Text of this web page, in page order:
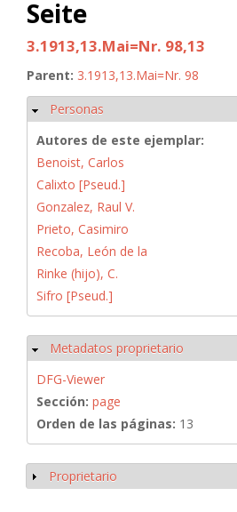
Seite
3.1913,13.Mai=Nr. 98,13
Parent: 3.1913,13.Mai=Nr. 98
Ocultar
Personas
Autores de este ejemplar:
Benoist, Carlos
Calixto [Pseud.]
Gonzalez, Raul V.
Prieto, Casimiro
Recoba, León de la
Rinke (hijo), C.
Sifro [Pseud.]
Ocultar
Metadatos proprietario
DFG-Viewer
Sección: page
Orden de las páginas: 13
Mostrar
Proprietario